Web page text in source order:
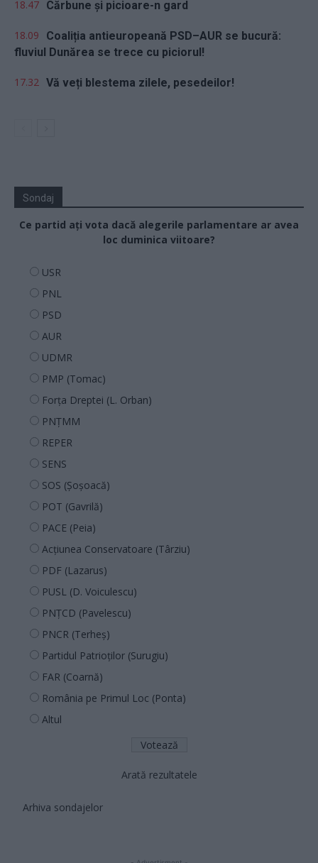
18.47 Cărbune și picioare-n gard
18.09
Coaliția antieuropeană PSD–AUR se bucură:
fluviul Dunărea se trece cu piciorul!
17.32 Vă veți blestema zilele, pesedeilor!
Sondaj
Ce partid ați vota dacă alegerile parlamentare ar avea
loc duminica viitoare?
USR
PNL
PSD
AUR
UDMR
PMP (Tomac)
Forța Dreptei (L. Orban)
PNȚMM
REPER
SENS
SOS (Șoșoacă)
POT (Gavrilă)
PACE (Peia)
Acțiunea Conservatoare (Târziu)
PDF (Lazarus)
PUSL (D. Voiculescu)
PNȚCD (Pavelescu)
PNCR (Terheș)
Partidul Patrioților (Surugiu)
FAR (Coarnă)
România pe Primul Loc (Ponta)
Altul
Arată rezultatele
Arhiva sondajelor